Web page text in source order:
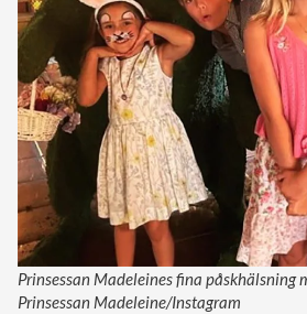
Prinsessan Madeleines fina påskhälsning
Prinsessan Madeleine/Instagram